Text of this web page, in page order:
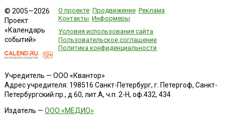
© 2005—2026
Проект
«Календарь
событий»
О проекте Продвижение Реклама
Контакты Информеры
Условия использования сайта
Пользовательское соглашение
Политика конфиденциальности
Учредитель — ООО «Квантор»
Адрес учредителя: 198516 Санкт-Петербург, г. Петергоф, Санкт-
Петербургский пр., д.60, лит.А, ч.п. 2-Н, оф.432, 434
Издатель — ООО «МЕДИО»